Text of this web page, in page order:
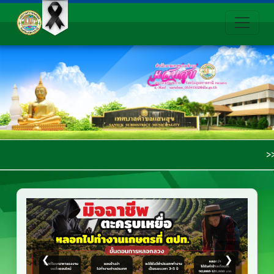
>>>>> ยินดีต้อนรับสู่เว็บไซต์เ
❮ ❯